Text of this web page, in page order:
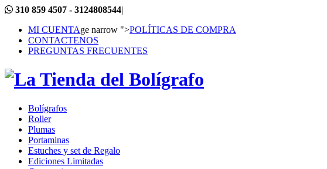
310 859 4507 - 3124808544|
MI CUENTAge narrow ">POLÍTICAS DE COMPRA
CONTACTENOS
PREGUNTAS FRECUENTES
Bolígrafos
Roller
Plumas
Portaminas
Estuches y set de Regalo
Ediciones Limitadas